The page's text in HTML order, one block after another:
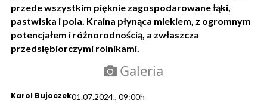
przede wszystkim pięknie zagospodarowane łąki,
pastwiska i pola. Kraina płynąca mlekiem, z ogromnym
potencjałem i różnorodnością, a zwłaszcza
przedsiębiorczymi rolnikami.
Galeria
Karol Bujoczek01.07.2024., 09:00h